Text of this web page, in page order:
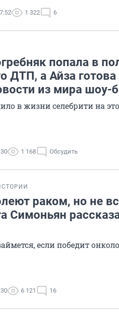
1 322 6
попала в
ДТП, а Айза
из мира шоу-
в жизни селебрити на
1 168 Обсудить
раком, но не
Симоньян
если победит
6 121 16